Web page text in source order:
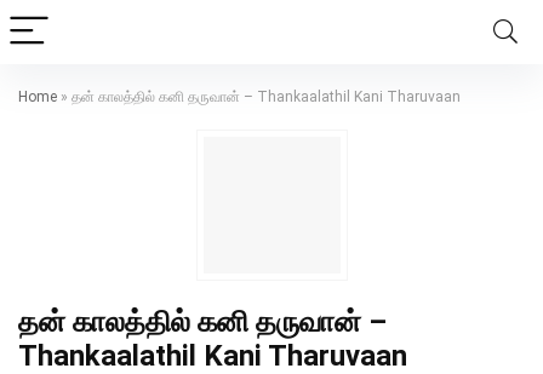
Home » தன் காலத்தில் கனி தருவான் – Thankaalathil Kani Tharuvaan
தன் காலத்தில் கனி தருவான் –
Thankaalathil Kani Tharuvaan